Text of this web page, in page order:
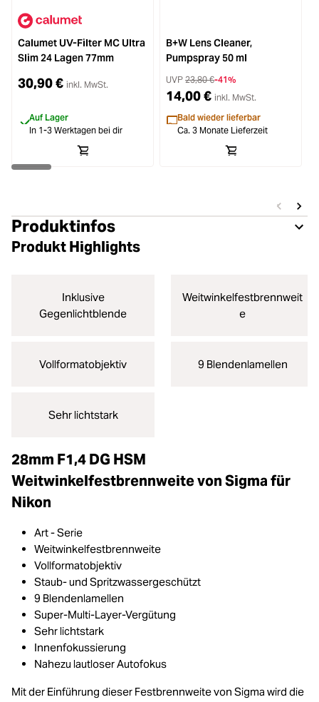
Calumet UV-Filter MC Ultra
Slim 24 Lagen 77mm
30,90 € inkl. MwSt.
Auf Lager
In 1-3 Werktagen bei dir
B+W Lens Cleaner,
Pumpspray 50 ml
UVP 23,80 €-41%
14,00 € inkl. MwSt.
Bald wieder lieferbar
Ca. 3 Monate Lieferzeit
Produktinfos
Produkt Highlights
Inklusive
Gegenlichtblende
Weitwinkelfestbrennweit
e
Vollformatobjektiv 9 Blendenlamellen
Sehr lichtstark
28mm F1,4 DG HSM
Weitwinkelfestbrennweite von Sigma für
Nikon
Art - Serie
Weitwinkelfestbrennweite
Vollformatobjektiv
Staub- und Spritzwassergeschützt
9 Blendenlamellen
Super-Multi-Layer-Vergütung
Sehr lichtstark
Innenfokussierung
Nahezu lautloser Autofokus
Mit der Einführung dieser Festbrennweite von Sigma wird die